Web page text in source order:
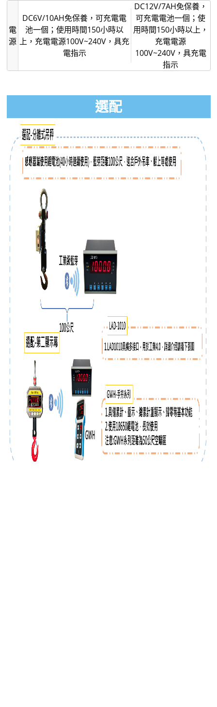
電
源
DC6V/10AH免保養，可充電電
池一個；使用時間150小時以
上，充電電源100V~240V，具充
電指示
DC12V/7AH免保養，
可充電電池一個；使
用時間150小時以上，
充電電源
100V~240V，具充電
指示
選配